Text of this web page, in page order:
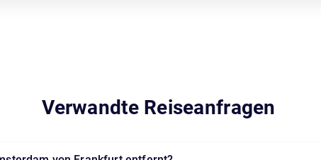
Verwandte Reiseanfragen